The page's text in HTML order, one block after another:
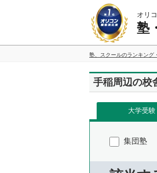
オリ
塾
塾、スクールのランキング
手稲周辺の校
大学受験
集団塾